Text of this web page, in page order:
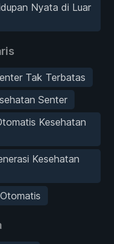
Nyata di Luar
Tak Terbatas
Senter
Kesehatan
Kesehatan